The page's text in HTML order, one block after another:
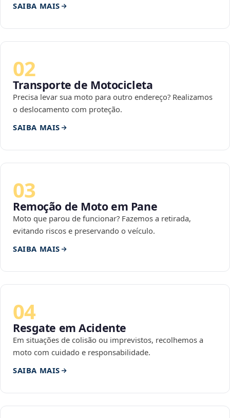
SAIBA MAIS
02
Transporte de Motocicleta
Precisa levar sua moto para outro endereço? Realizamos
o deslocamento com proteção.
SAIBA MAIS
03
Remoção de Moto em Pane
Moto que parou de funcionar? Fazemos a retirada,
evitando riscos e preservando o veículo.
SAIBA MAIS
04
Resgate em Acidente
Em situações de colisão ou imprevistos, recolhemos a
moto com cuidado e responsabilidade.
SAIBA MAIS